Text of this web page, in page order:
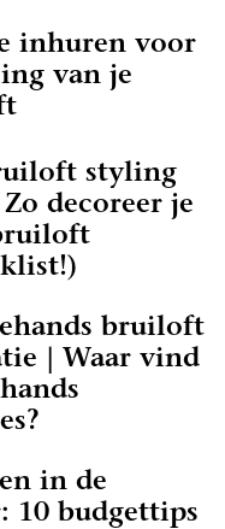
inhuren voor
van je
styling
decoreer je
bruiloft
| Waar vind
in de
10 budgettips